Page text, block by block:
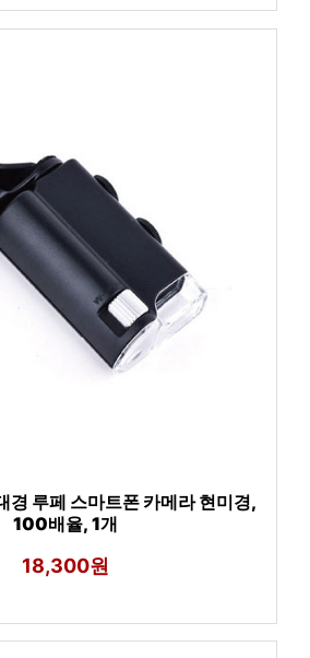
경 루페 스마트폰 카메라 현미경,
100배율, 1개
18,300원